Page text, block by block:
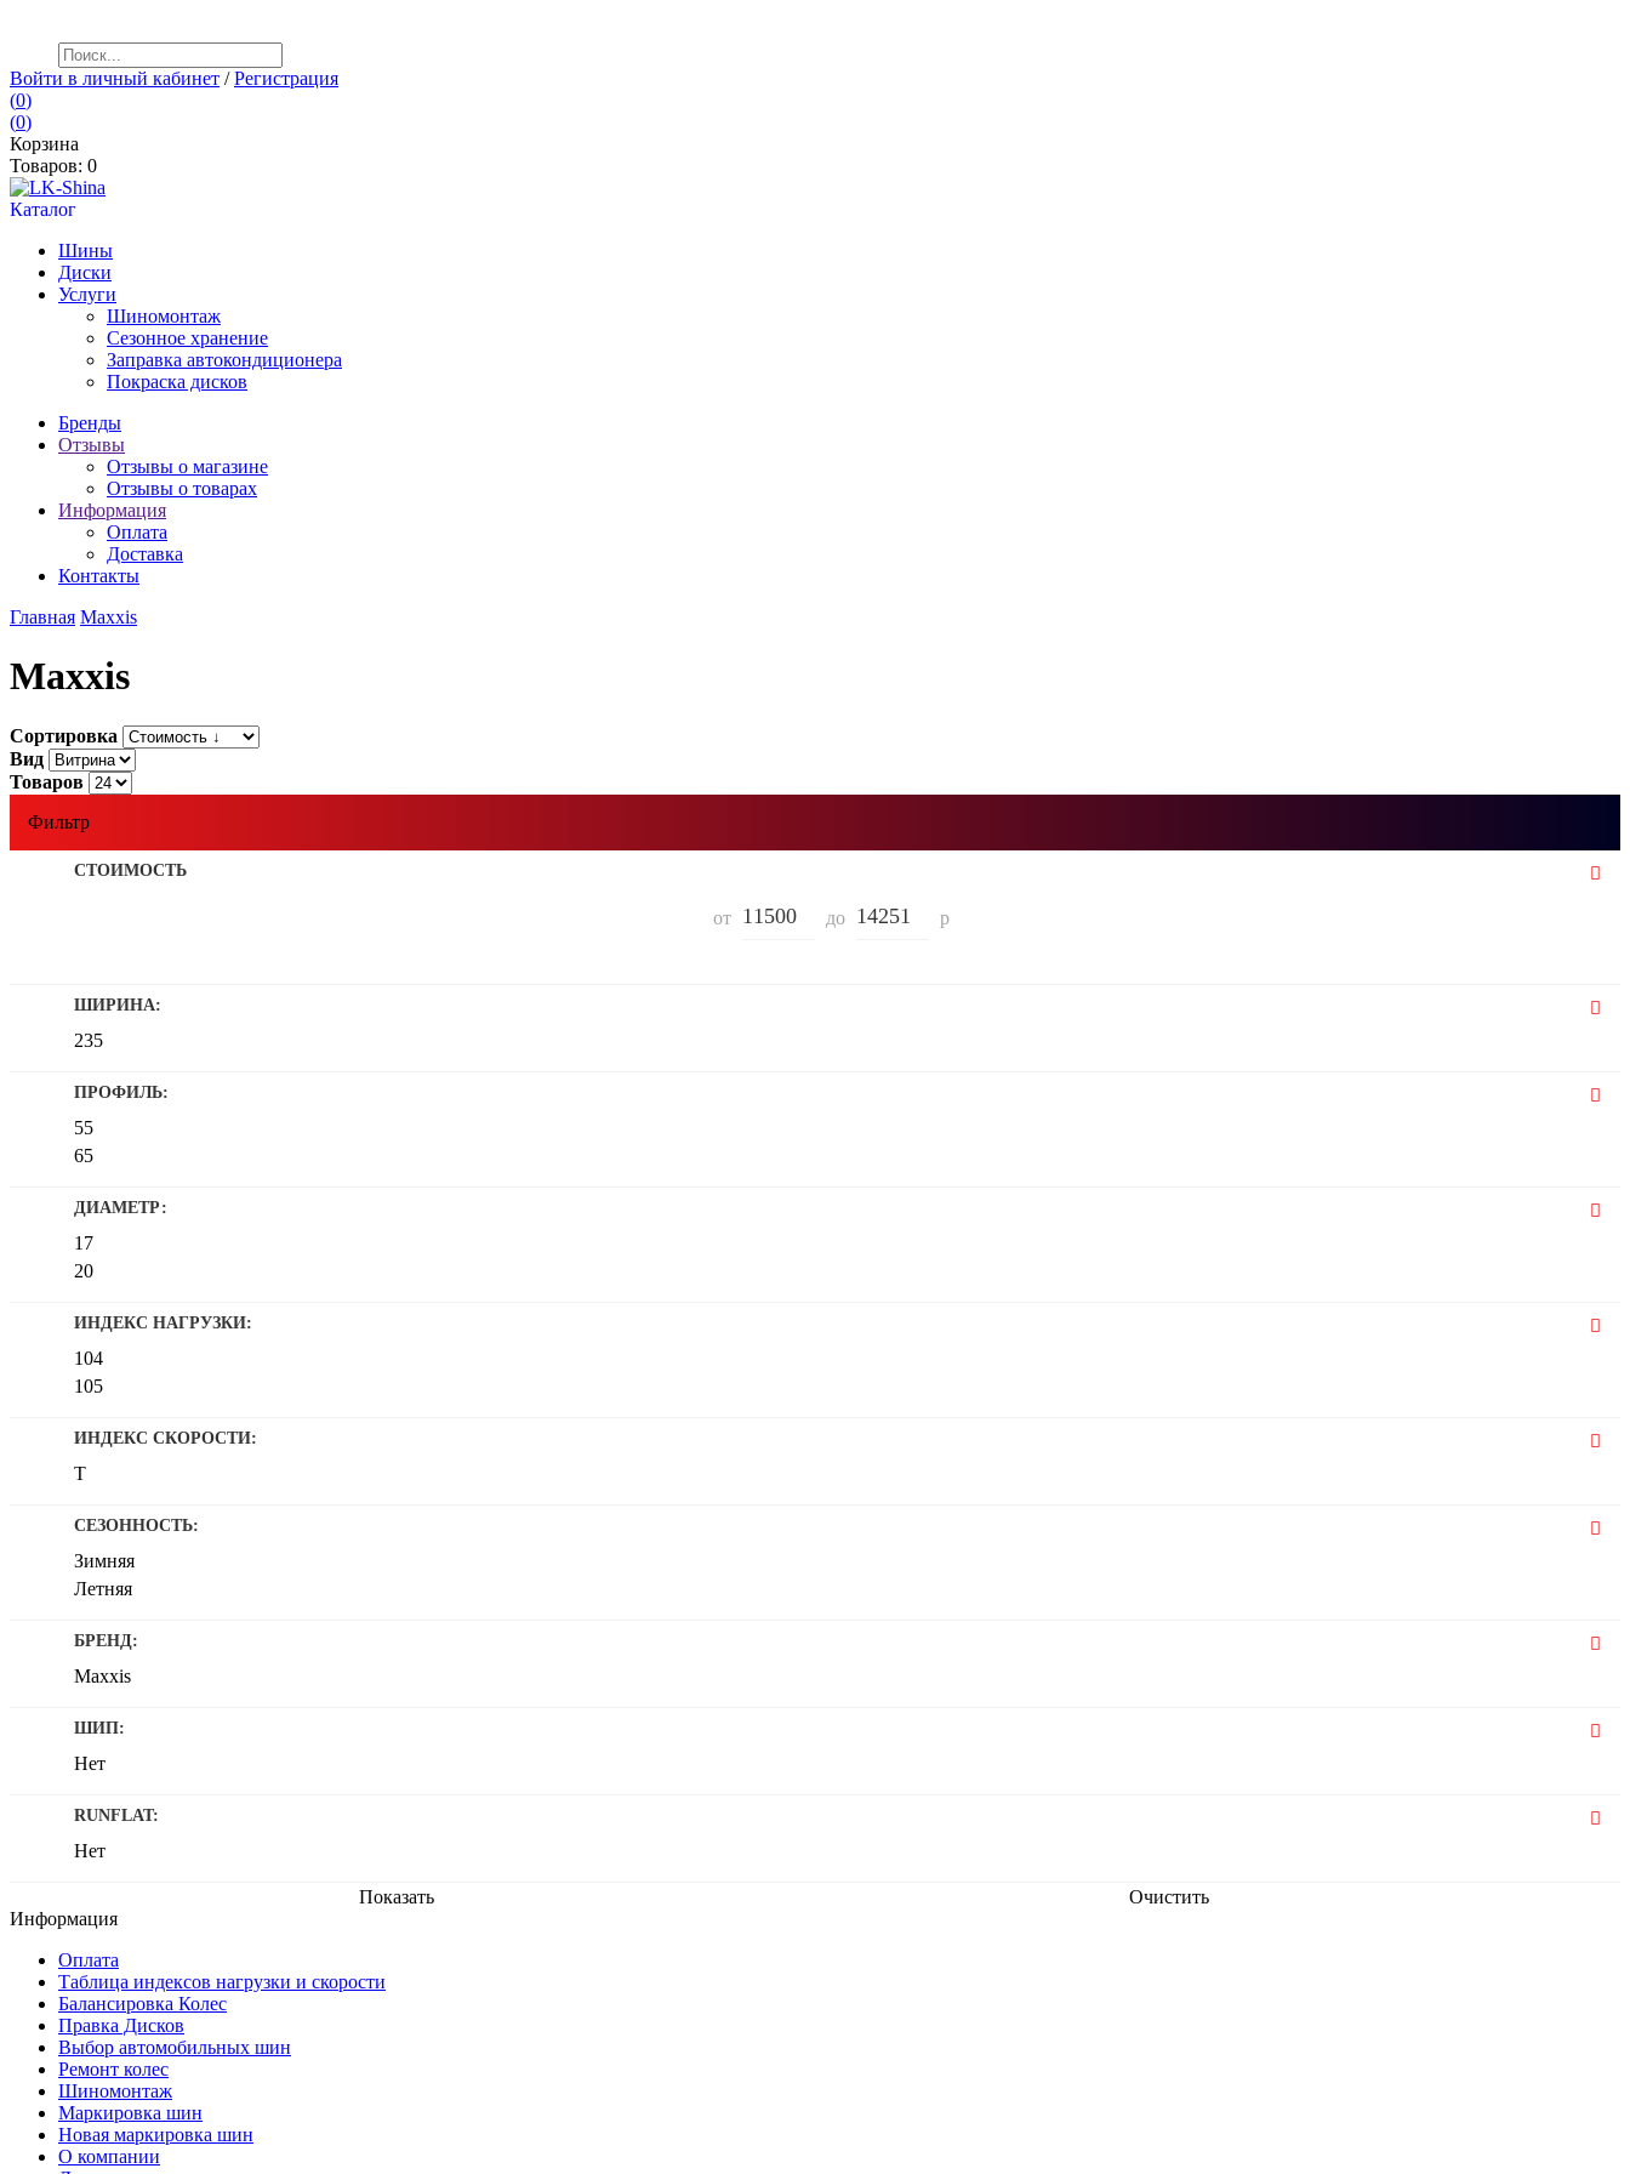
Войти в личный кабинет /Регистрация
(0)
(0)
Корзина
Товаров: 0
Каталог
Шины
Диски
Услуги
Шиномонтаж
Сезонное хранение
Заправка автокондиционера
Покраска дисков
Бренды
Отзывы
Отзывы о магазине
Отзывы о товарах
Информация
Оплата
Доставка
Контакты
Главная Maxxis
Maxxis
Сортировка
Вид
Товаров
Фильтр
СТОИМОСТЬ
от до р
ШИРИНА:
235
ПРОФИЛЬ:
55
65
ДИАМЕТР:
17
20
ИНДЕКС НАГРУЗКИ:
104
105
ИНДЕКС СКОРОСТИ:
T
СЕЗОННОСТЬ:
Зимняя
Летняя
БРЕНД:
Maxxis
ШИП:
Нет
RUNFLAT:
Нет
Показать
Очистить
Информация
Оплата
Таблица индексов нагрузки и скорости
Балансировка Колес
Правка Дисков
Выбор автомобильных шин
Ремонт колес
Шиномонтаж
Маркировка шин
Новая маркировка шин
О компании